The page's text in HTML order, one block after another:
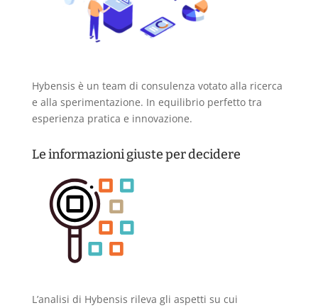
Hybensis è un team di consulenza votato alla ricerca
e alla sperimentazione. In equilibrio perfetto tra
esperienza pratica e innovazione.
Le informazioni giuste per decidere
L’analisi di Hybensis rileva gli aspetti su cui